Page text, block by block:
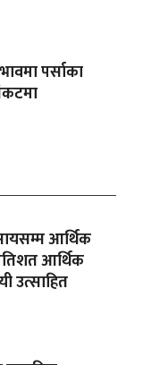
पर्साका
आर्थिक
आर्थिक
उत्साहित